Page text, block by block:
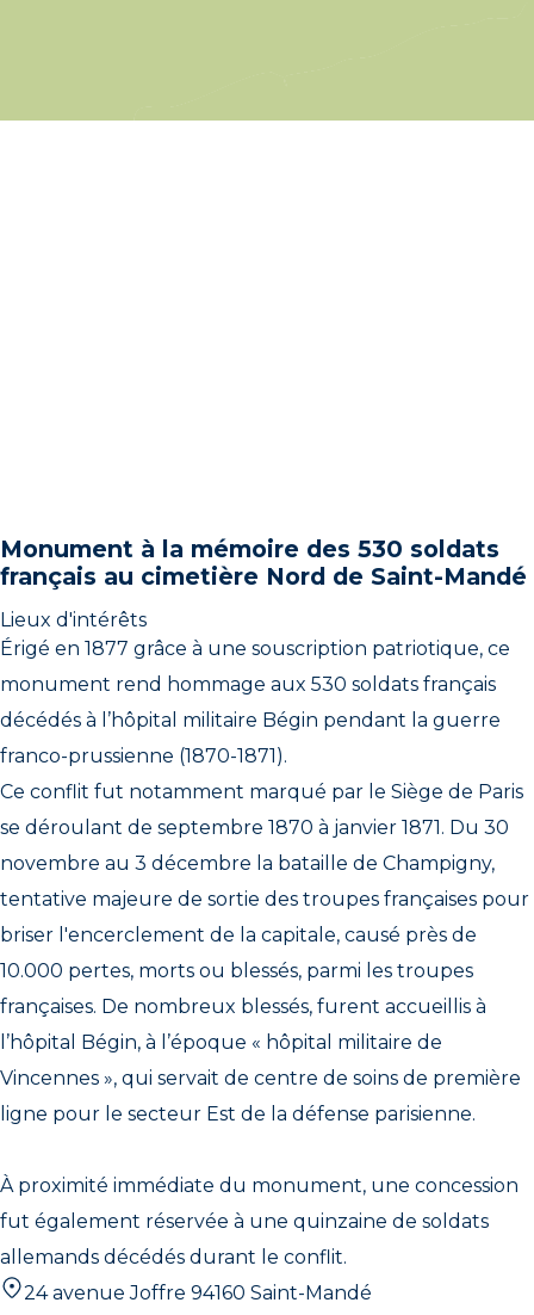
Monument à la mémoire des 530 soldats
français au cimetière Nord de Saint-Mandé
Lieux d'intérêts
Érigé en 1877 grâce à une souscription patriotique, ce
monument rend hommage aux 530 soldats français
décédés à l’hôpital militaire Bégin pendant la guerre
franco-prussienne (1870-1871).
Ce conflit fut notamment marqué par le Siège de Paris
se déroulant de septembre 1870 à janvier 1871. Du 30
novembre au 3 décembre la bataille de Champigny,
tentative majeure de sortie des troupes françaises pour
briser l'encerclement de la capitale, causé près de
10.000 pertes, morts ou blessés, parmi les troupes
françaises. De nombreux blessés, furent accueillis à
l’hôpital Bégin, à l’époque « hôpital militaire de
Vincennes », qui servait de centre de soins de première
ligne pour le secteur Est de la défense parisienne.
À proximité immédiate du monument, une concession
fut également réservée à une quinzaine de soldats
allemands décédés durant le conflit.
24 avenue Joffre 94160 Saint-Mandé